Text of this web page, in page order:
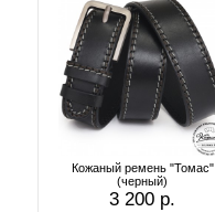
Кожаный ремень "Томас"
(черный)
3 200 р.